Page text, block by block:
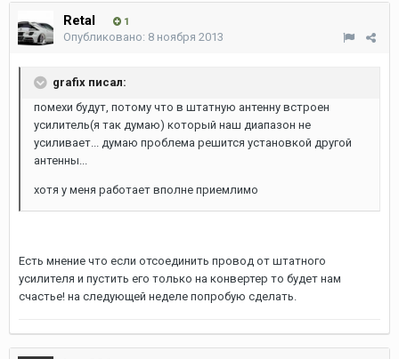
Retal 1
Опубликовано: 8 ноября 2013
grafix писал:
помехи будут, потому что в штатную антенну встроен
усилитель(я так думаю) который наш диапазон не
усиливает... думаю проблема решится установкой другой
антенны...
хотя у меня работает вполне приемлимо
Есть мнение что если отсоединить провод от штатного
усилителя и пустить его только на конвертер то будет нам
счастье! на следующей неделе попробую сделать.